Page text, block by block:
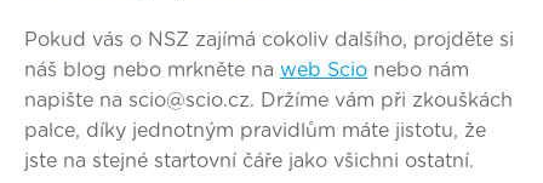
Pokud vás o NSZ zajímá cokoliv dalšího, projděte si
náš blog nebo mrkněte na web Scio nebo nám
napište na scio@scio.cz. Držíme vám při zkouškách
palce, díky jednotným pravidlům máte jistotu, že
jste na stejné startovní čáře jako všichni ostatní.